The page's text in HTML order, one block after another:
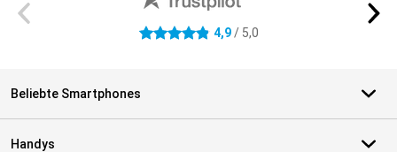
4.9 Sterne 4,9/ 5,0
Beliebte Smartphones
Handys